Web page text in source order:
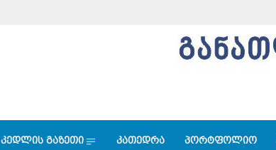
კედლის გაზეთი კათედრა პორტფოლიო